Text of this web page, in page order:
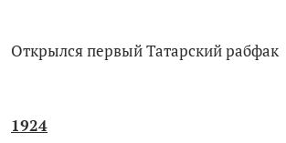
Открылся первый Татарский рабфак
1924